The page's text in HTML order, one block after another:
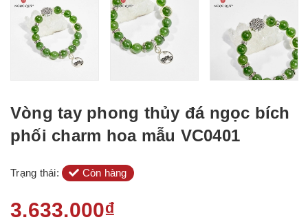
Vòng tay phong thủy đá ngọc bích
phối charm hoa mẫu VC0401
Trạng thái: Còn hàng
3.633.000₫